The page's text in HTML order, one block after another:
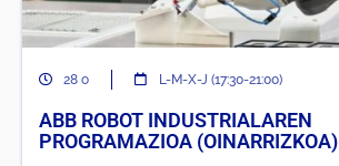
28 o L-M-X-J (17:30-21:00)
ABB ROBOT INDUSTRIALAREN
PROGRAMAZIOA (OINARRIZKOA)